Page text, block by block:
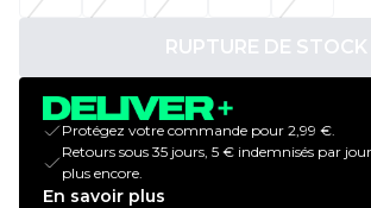
RUPTURE DE STOCK
Protégez votre commande pour 2,99 €.
Retours sous 35 jours, 5 € indemnisés par
plus encore.
En savoir plus